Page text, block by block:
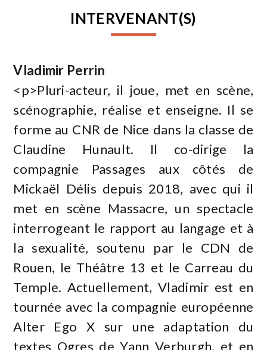
INTERVENANT(S)
Vladimir Perrin
<p>Pluri-acteur, il joue, met en scène,
scénographie, réalise et enseigne. Il se
forme au CNR de Nice dans la classe de
Claudine Hunault. Il co-dirige la
compagnie Passages aux côtés de
Mickaël Délis depuis 2018, avec qui il
met en scène Massacre, un spectacle
interrogeant le rapport au langage et à
la sexualité, soutenu par le CDN de
Rouen, le Théâtre 13 et le Carreau du
Temple. Actuellement, Vladimir est en
tournée avec la compagnie européenne
Alter Ego X sur une adaptation du
textes Ogres de Yann Verburgh, et en